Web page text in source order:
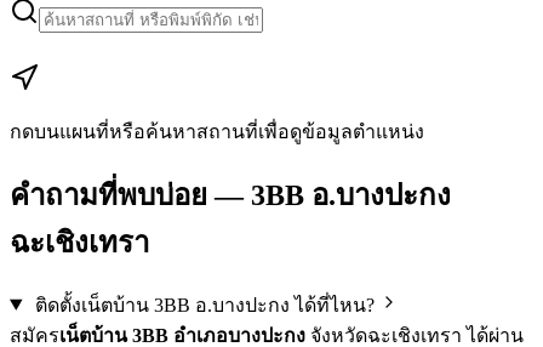
+
กดบนแผนที่หรือค้นหาสถานที่เพื่อดูข้อมูลตำแหน่ง
คำถามที่พบบ่อย — 3BB อ.บางปะกง
ฉะเชิงเทรา
ติดตั้งเน็ตบ้าน 3BB อ.บางปะกง ได้ที่ไหน?
สมัครเน็ตบ้าน 3BB อำเภอบางปะกง จังหวัดฉะเชิงเทรา ได้ผ่าน